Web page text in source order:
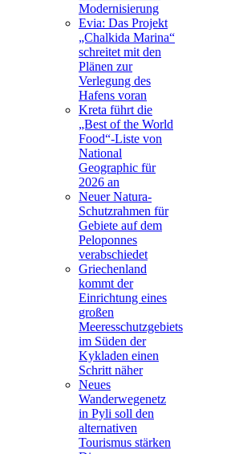
Modernisierung
Evia: Das Projekt
„Chalkida Marina“
schreitet mit den
Plänen zur
Verlegung des
Hafens voran
Kreta führt die
„Best of the World
Food“-Liste von
National
Geographic für
2026 an
Neuer Natura-
Schutzrahmen für
Gebiete auf dem
Peloponnes
verabschiedet
Griechenland
kommt der
Einrichtung eines
großen
Meeresschutzgebiets
im Süden der
Kykladen einen
Schritt näher
Neues
Wanderwegenetz
in Pyli soll den
alternativen
Tourismus stärken